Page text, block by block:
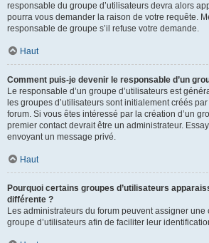
responsable du groupe d’utilisateurs devra alors
pourra vous demander la raison de votre requête.
responsable de groupe s’il refuse votre demande.
Haut
Comment puis-je devenir le responsable d’un
Le responsable d’un groupe d’utilisateurs est
les groupes d’utilisateurs sont initialement créés
forum. Si vous êtes intéressé par la création d’un
premier contact devrait être un administrateur.
envoyant un message privé.
Haut
Pourquoi certains groupes d’utilisateurs
différente ?
Les administrateurs du forum peuvent assigner une
groupe d’utilisateurs afin de faciliter leur